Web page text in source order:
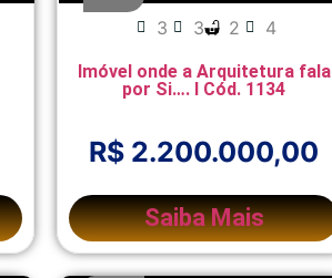
3 3 2 4
Imóvel onde a Arquitetura fala
por Si…. I Cód. 1134
R$ 2.200.000,00
Saiba Mais